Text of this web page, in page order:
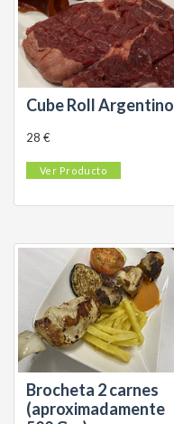
Cube Roll Argentino
28 €
Ver Producto
Brocheta 2 carnes
(aproximadamente